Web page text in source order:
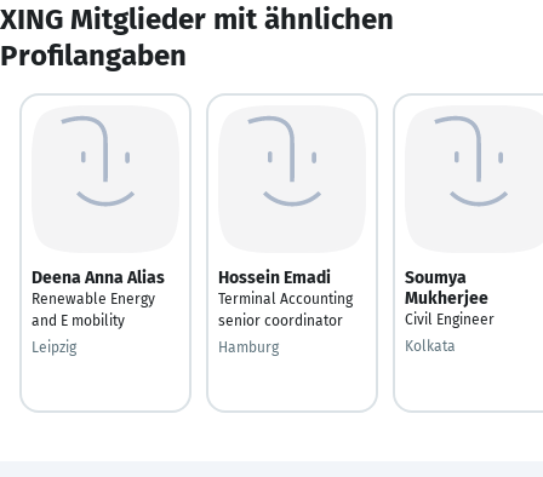
XING Mitglieder mit ähnlichen
Profilangaben
Deena Anna Alias
Renewable Energy
and E mobility
Leipzig
Hossein Emadi
Terminal Accounting
senior coordinator
Hamburg
Soumya
Mukherjee
Civil Engineer
Kolkata